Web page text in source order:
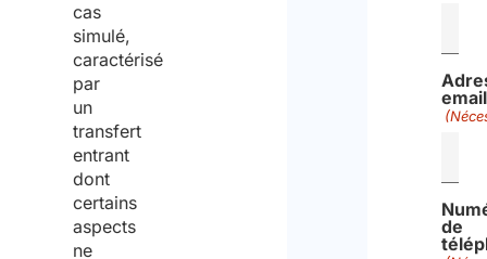
cas
simulé,
caractérisé
par
un
transfert
entrant
dont
certains
aspects
ne
de